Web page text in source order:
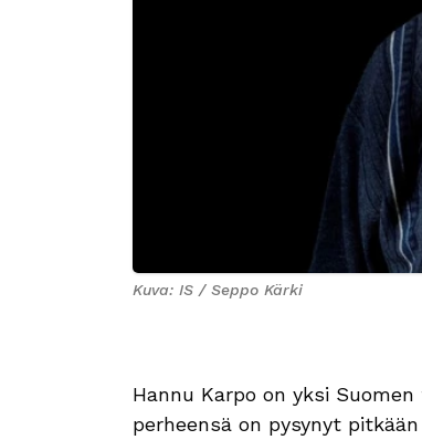
Kuva: IS / Seppo Kärki
Hannu Karpo on yksi
perheensä on pysynyt pitkään